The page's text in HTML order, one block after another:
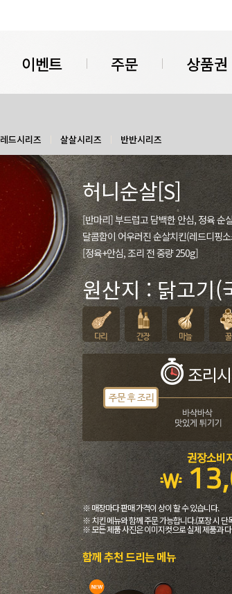
이벤트 주문 상품권
레드시리즈 살살시리즈 반반시리즈
허니순살[S]
[반마리] 부드럽고 담백한 안심, 정육 순
달콤함이 어우러진 순살치킨(레드디핑
[정육+안심, 조리 전 중량 250g]
원산지 : 닭고기(
조리
권장소비
※ 매장마다 판매 가격이 상이 할 수 있습니다.
※ 치킨 메뉴와 함께 주문 가능합니다.(포장 시 단
※ 모든 제품 사진은 이미지컷으로 실제 제품과
함께 추천 드리는 메뉴